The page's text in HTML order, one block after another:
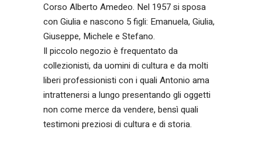
Corso Alberto Amedeo. Nel 1957 si sposa
con Giulia e nascono 5 figli: Emanuela, Giulia,
Giuseppe, Michele e Stefano.
Il piccolo negozio è frequentato da
collezionisti, da uomini di cultura e da molti
liberi professionisti con i quali Antonio ama
intrattenersi a lungo presentando gli oggetti
non come merce da vendere, bensì quali
testimoni preziosi di cultura e di storia.